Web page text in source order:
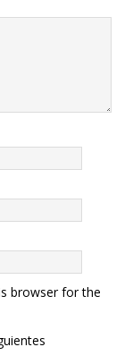
browser for the